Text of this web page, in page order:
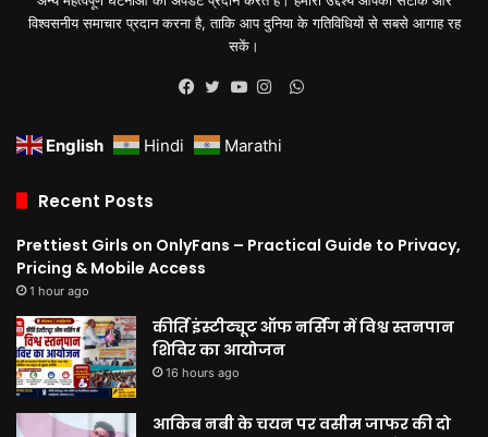
विश्वसनीय समाचार प्रदान करना है, ताकि आप दुनिया के गतिविधियों से सबसे आगाह रह
सकें।
WhatsApp
English Hindi Marathi
Recent Posts
Prettiest Girls on OnlyFans – Practical Guide to Privacy,
Pricing & Mobile Access
1 hour ago
कीर्ति इंस्टीट्यूट ऑफ नर्सिंग में विश्व स्तनपान
शिविर का आयोजन
16 hours ago
आकिब नबी के चयन पर वसीम जाफर की दो